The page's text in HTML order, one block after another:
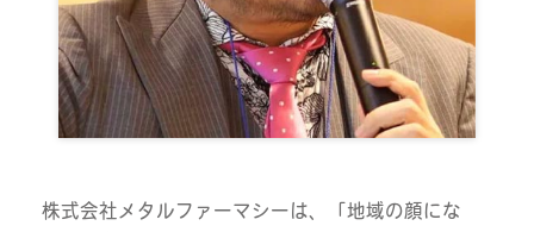
株式会社メタルファーマシーは、「地域の顔にな